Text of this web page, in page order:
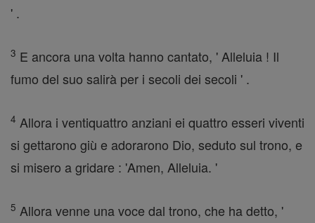
' .
3 E ancora una volta hanno cantato, ' Alleluia ! Il
fumo del suo salirà per i secoli dei secoli ' .
4 Allora i ventiquattro anziani ei quattro esseri viventi
si gettarono giù e adorarono Dio, seduto sul trono, e
si misero a gridare : 'Amen, Alleluia. '
5 Allora venne una voce dal trono, che ha detto, '